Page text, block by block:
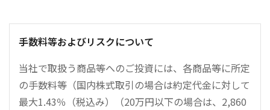
手数料等およびリスクについて
当社で取扱う商品等へのご投資には、各商品等に所定
の手数料等（国内株式取引の場合は約定代金に対して
最大1.43％（税込み）（20万円以下の場合は、2,860